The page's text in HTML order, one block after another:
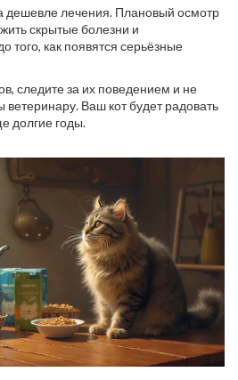
дешевле лечения. Плановый осмотр
скрытые болезни и
того, как появятся серьёзные
следите за их поведением и не
ветеринару. Ваш кот будет радовать
долгие годы.